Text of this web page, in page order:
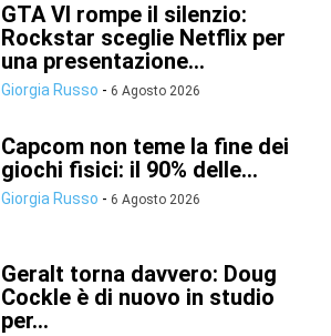
GTA VI rompe il silenzio:
Rockstar sceglie Netflix per
una presentazione...
Giorgia Russo - 6 Agosto 2026
Capcom non teme la fine dei
giochi fisici: il 90% delle...
Giorgia Russo - 6 Agosto 2026
Geralt torna davvero: Doug
Cockle è di nuovo in studio
per...